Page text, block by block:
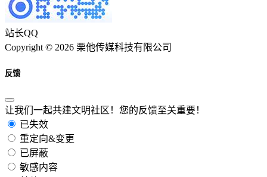
站长QQ
Copyright © 2026 栗他传媒科技有限公司
反馈
让我们一起共建文明社区！您的反馈至关重要！
已失效
重定向&变更
已屏蔽
敏感内容